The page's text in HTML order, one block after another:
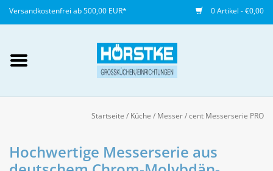
Versandkostenfrei ab 500,00 EUR* 0 Artikel - €0,00
anlegen
NEU
Startseite / Küche / Messer/cent Messerserie PRO
Hochwertige Messerserie aus